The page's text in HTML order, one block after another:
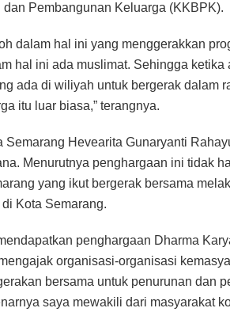
dan Pembangunan Keluarga (KKBPK).
dalam hal ini yang menggerakkan
hal ini ada muslimat. Sehingga
ada di wiliyah untuk bergerak dalam
itu luar biasa,” terangnya.
Semarang Hevearita Gunaryanti
Menurutnya penghargaan ini tidak
yang ikut bergerak bersama
Kota Semarang.
penghargaan Dharma
organisasi-organisasi
bersama untuk penurunan dan
saya mewakili dari masyarakat